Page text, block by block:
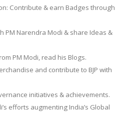
Contribute & earn Badges through
PM Narendra Modi & share Ideas &
PM Modi, read his Blogs.
and contribute to BJP with
initiatives & achievements.
efforts augmenting India’s Global